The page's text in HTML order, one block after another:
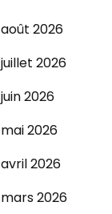
août 2026
juillet 2026
juin 2026
mai 2026
avril 2026
mars 2026